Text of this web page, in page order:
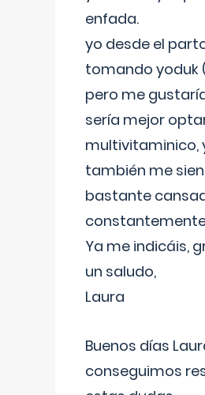
enfada.
yo desde el
tomando yoduk
pero me
sería mejor
multivitaminico,
también me
bastante
Ya me indicáis,
un saludo,
Laura
Buenos días
conseguimos